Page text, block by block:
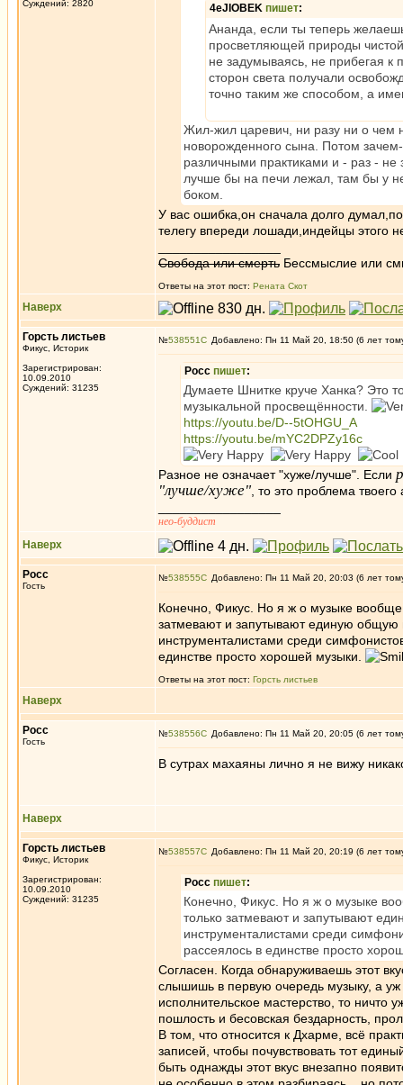
Суждений: 2820
4eJIOBEK пишет:
Ананда, если ты теперь
просветляющей природы
не задумываясь, не прибегая к
сторон света получали
точно таким же способом, а
Жил-жил царевич, ни разу ни о чем
новорожденного сына. Потом
различными практиками и - раз - не
лучше бы на печи лежал, там бы у
боком.
У вас ошибка,он сначала долго
телегу впереди лошади,индейцы этого
Свобода или смерть Бессмыслие или
Ответы на этот пост: Рената Скот
Наверх
Горсть листьев
Фикус, Историк
Зарегистрирован:
10.09.2010
Суждений: 31235
№538551 Добавлено: Пн 11 Май 20, 18:50 (6 лет
Росс пишет:
Думаете Шнитке круче Ханка? Это
музыкальной просвещённости.
https://youtu.be/D--5tOHGU_A
https://youtu.be/mYC2DPZy16c
Разное не означает "хуже/лучше". Если
"лучше/хуже" , то это проблема
нео-буддист
Наверх
Росс
Гость
№538555 Добавлено: Пн 11 Май 20, 20:03 (6 лет
Конечно, Фикус. Но я ж о музыке
затмевают и запутывают единую
инструменталистами среди
единстве просто хорошей музыки.
Ответы на этот пост: Горсть листьев
Наверх
Росс
Гость
№538556 Добавлено: Пн 11 Май 20, 20:05 (6 лет
В сутрах махаяны лично я не вижу
Наверх
Горсть листьев
Фикус, Историк
Зарегистрирован:
10.09.2010
Суждений: 31235
№538557 Добавлено: Пн 11 Май 20, 20:19 (6 лет
Росс пишет:
Конечно, Фикус. Но я ж о музыке
только затмевают и запутывают
инструменталистами среди
рассеялось в единстве просто
Согласен. Когда обнаруживаешь этот
слышишь в первую очередь музыку, а уж
исполнительское мастерство, то ничто
пошлость и бесовская бездарность,
В том, что относится к Дхарме, всё
записей, чтобы почувствовать тот
быть однажды этот вкус внезапно